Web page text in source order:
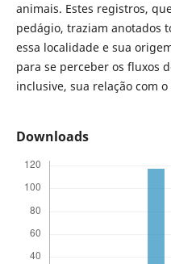
animais. Estes registros,
pedágio, traziam anotados
essa localidade e sua
para se perceber os fluxos
inclusive, sua relação com
Downloads